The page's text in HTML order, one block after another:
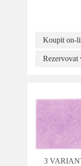
Koupit on-
Rezervovat
3